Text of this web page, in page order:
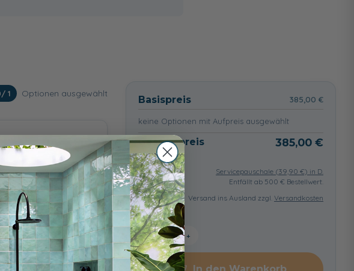
/ 1 Optionen ausgewählt
Basispreis 385,00 €
keine Optionen mit Aufpreis ausgewählt
Gesamtpreis 385,00 €
Servicepauschale (39,90 €) in D.
Entfällt ab 500 € Bestellwert.
Versand ins Ausland zzgl. Versandkosten
− +